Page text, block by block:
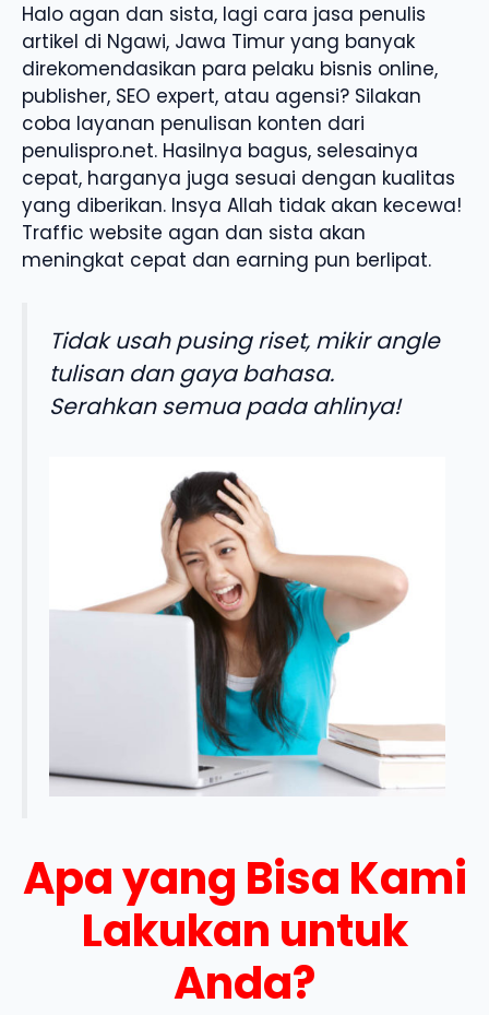
Halo agan dan sista, lagi cara jasa penulis
artikel di Ngawi, Jawa Timur yang banyak
direkomendasikan para pelaku bisnis online,
publisher, SEO expert, atau agensi? Silakan
coba layanan penulisan konten dari
penulispro.net. Hasilnya bagus, selesainya
cepat, harganya juga sesuai dengan kualitas
yang diberikan. Insya Allah tidak akan kecewa!
Traffic website agan dan sista akan
meningkat cepat dan earning pun berlipat.
Tidak usah pusing riset, mikir angle
tulisan dan gaya bahasa.
Serahkan semua pada ahlinya!
Apa yang Bisa Kami
Lakukan untuk
Anda?